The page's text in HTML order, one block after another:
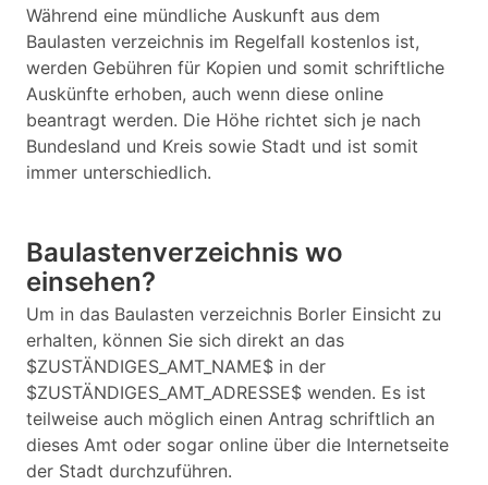
Während eine mündliche Auskunft aus dem
Baulasten verzeichnis im Regelfall kostenlos ist,
werden Gebühren für Kopien und somit schriftliche
Auskünfte erhoben, auch wenn diese online
beantragt werden. Die Höhe richtet sich je nach
Bundesland und Kreis sowie Stadt und ist somit
immer unterschiedlich.
Baulastenverzeichnis wo
einsehen?
Um in das Baulasten verzeichnis Borler Einsicht zu
erhalten, können Sie sich direkt an das
$ZUSTÄNDIGES_AMT_NAME$ in der
$ZUSTÄNDIGES_AMT_ADRESSE$ wenden. Es ist
teilweise auch möglich einen Antrag schriftlich an
dieses Amt oder sogar online über die Internetseite
der Stadt durchzuführen.